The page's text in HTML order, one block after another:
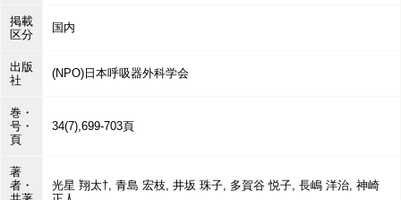
掲載
区分
国内
出版
社
(NPO)日本呼吸器外科学会
巻・
号・
頁
34(7),699-703頁
著
者・
光星 翔太†, 青島 宏枝, 井坂 珠子, 多賀谷 悦子, 長嶋 洋治, 神崎